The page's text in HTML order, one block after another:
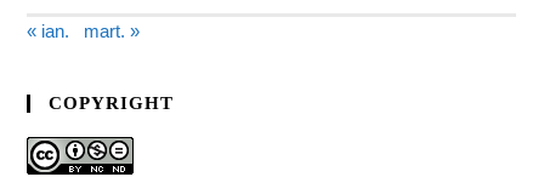
« ian. mart. »
COPYRIGHT